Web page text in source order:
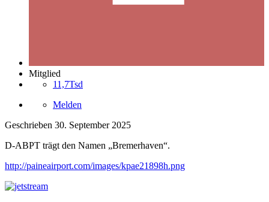
Mitglied
11,7Tsd
Melden
Geschrieben 30. September 2025
D-ABPT trägt den Namen „Bremerhaven“.
http://paineairport.com/images/kpae21898h.png